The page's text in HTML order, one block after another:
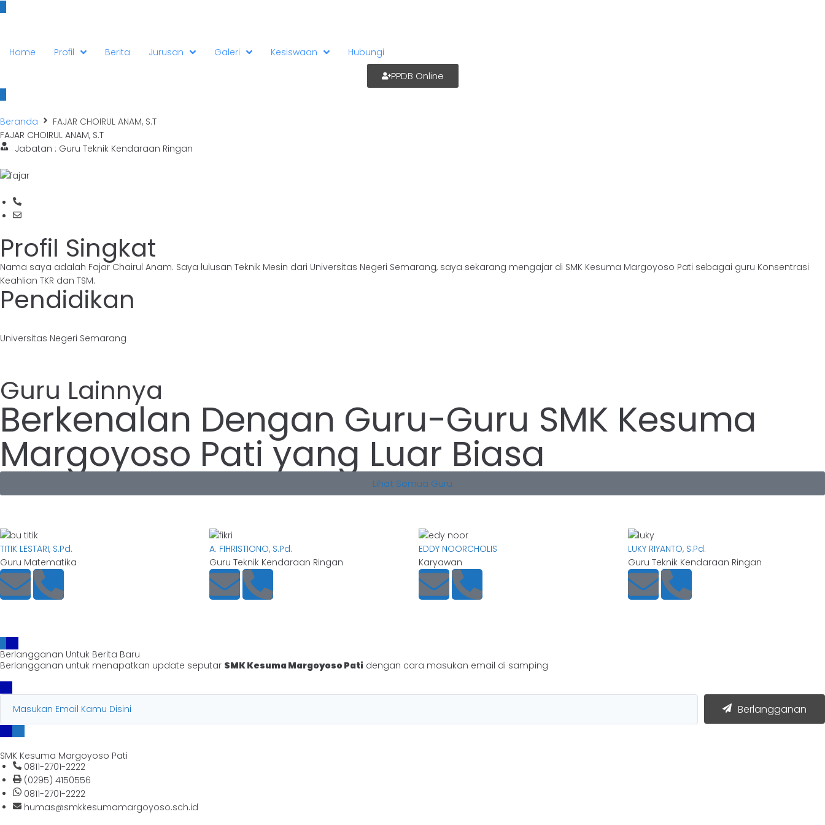
Home Profil Berita Jurusan Galeri Kesiswaan Hubungi
PPDB Online
Beranda
FAJAR CHOIRUL ANAM, S.T
FAJAR CHOIRUL ANAM, S.T
Jabatan : Guru Teknik Kendaraan Ringan
Profil Singkat
Nama saya adalah Fajar Chairul Anam. Saya lulusan Teknik Mesin dari Universitas Negeri Semarang, saya sekarang mengajar di SMK Kesuma Margoyoso Pati sebagai guru Konsentrasi
Keahlian TKR dan TSM.
Pendidikan
Universitas Negeri Semarang
Guru Lainnya
Berkenalan Dengan Guru-Guru SMK Kesuma
Margoyoso Pati yang Luar Biasa
Lihat Semua Guru
TITIK LESTARI, S.Pd.
Guru Matematika
A. FIHRISTIONO, S.Pd.
Guru Teknik Kendaraan Ringan
EDDY NOORCHOLIS
Karyawan
LUKY RIYANTO, S.Pd.
Guru Teknik Kendaraan Ringan
Berlangganan Untuk Berita Baru
Berlangganan untuk menapatkan update seputar SMK Kesuma Margoyoso Pati dengan cara masukan email di samping
Berlangganan
SMK Kesuma Margoyoso Pati
0811-2701-2222
(0295) 4150556
0811-2701-2222
humas@smkkesumamargoyoso.sch.id